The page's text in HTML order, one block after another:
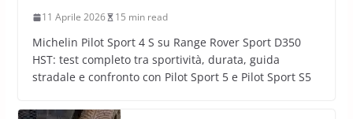
11 Aprile 2026 15 min read
Michelin Pilot Sport 4 S su Range Rover Sport D350
HST: test completo tra sportività, durata, guida
stradale e confronto con Pilot Sport 5 e Pilot Sport S5